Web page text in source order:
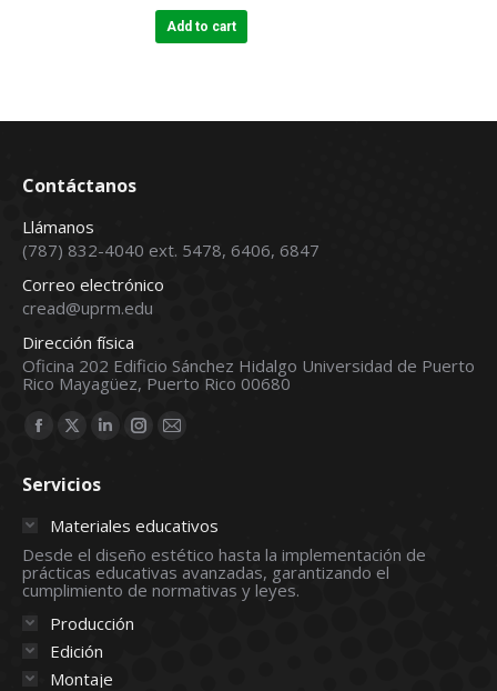
was:
Add to cart
Contáctanos
Llámanos
(787) 832-4040 ext. 5478, 6406, 6847
Correo electrónico
cread@uprm.edu
Dirección física
Oficina 202 Edificio Sánchez Hidalgo Universidad de Puerto
Rico Mayagüez, Puerto Rico 00680
Find us on:
Facebook
opens
new
window
X
opens
in
new
window
Linkedin
in
new
window
Instagram
in
new
window
Mail
in
new
window
Servicios
Materiales educativos
Desde el diseño estético hasta la implementación de
prácticas educativas avanzadas, garantizando el
cumplimiento de normativas y leyes.
Producción
Edición
Montaje